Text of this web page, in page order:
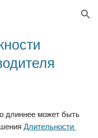
Skip to navigation
длиннее может быть
Длительности